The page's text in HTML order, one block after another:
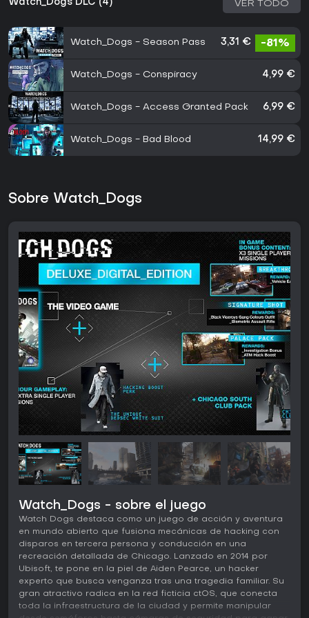
Watch_Dogs DLC (4) VER TODO
Watch_Dogs - Season Pass 3,31 € -81%
Watch_Dogs - Conspiracy 4,99 €
Watch_Dogs - Access Granted Pack 6,99 €
Watch_Dogs - Bad Blood 14,99 €
Sobre Watch_Dogs
Watch_Dogs - sobre el juego
Watch Dogs destaca como un juego de acción y aventura
en mundo abierto que fusiona mecánicas de hacking con
disparos en tercera persona y conducción en una
recreación detallada de Chicago. Lanzado en 2014 por
Ubisoft, te pone en la piel de Aiden Pearce, un hacker
experto que busca venganza tras una tragedia familiar. Su
gran atractivo radica en la red ficticia ctOS, que conecta
toda la infraestructura de la ciudad y permite manipular